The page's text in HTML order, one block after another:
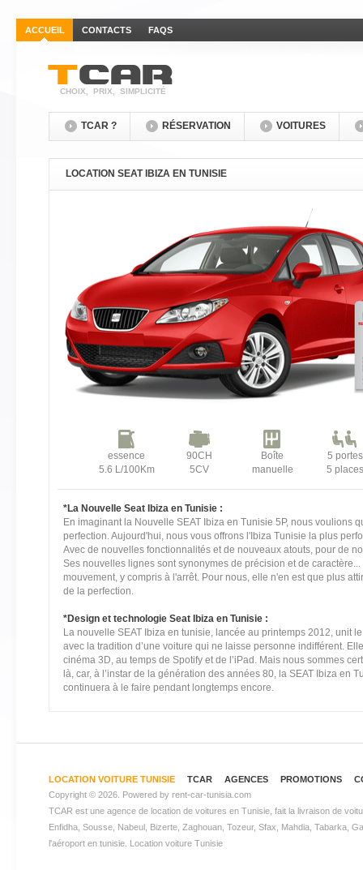
ACCUEIL CONTACTS FAQS
CHOIX, PRIX, SIMPLICITÉ
TCAR ? RÉSERVATION VOITURES
LOCATION SEAT IBIZA EN TUNISIE
essence
5.6 L/100Km
90CH
5CV
Boîte
manuelle
5 portes
5 places
*La Nouvelle Seat Ibiza en Tunisie :
En imaginant la Nouvelle SEAT Ibiza en Tunisie 5P, nous voulions
perfection. Aujourd'hui, nous vous offrons l'Ibiza Tunisie la plus
Avec de nouvelles fonctionnalités et de nouveaux atouts, pour de
Ses nouvelles lignes sont synonymes de précision et de
mouvement, y compris à l'arrêt. Pour nous, elle n'en est que plus
de la perfection.
*Design et technologie Seat Ibiza en Tunisie :
La nouvelle SEAT Ibiza en tunisie, lancée au printemps 2012, unit
avec la tradition d’une voiture qui ne laisse personne indifférent.
cinéma 3D, au temps de Spotify et de l’iPad. Mais nous sommes
là, car, à l’instar de la génération des années 80, la SEAT Ibiza en
continuera à le faire pendant longtemps encore.
LOCATION VOITURE TUNISIE TCAR AGENCES PROMOTIONS
Copyright © 2026. Powered by rent-car-tunisia.com
TCAR est une agence de location de voitures en Tunisie , fait la livraison de
Enfidha, Sousse, Nabeul, Bizerte, Zaghouan, Tozeur, Sfax, Mahdia, Tabarka,
l'aéroport en tunisie. Location voiture Tunisie